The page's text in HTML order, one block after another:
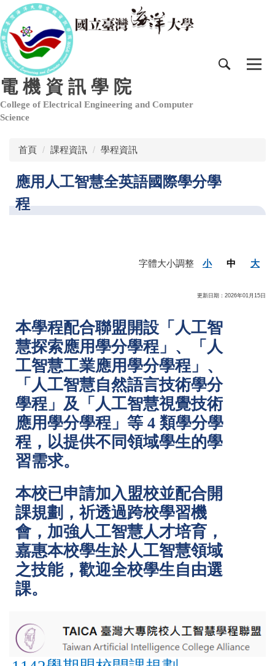
跳
到
主
要
內
容
區
電 機 資 訊 學 院
College of Electrical Engineering and Computer
Science
首頁 課程資訊 學程資訊
應用人工智慧全英語國際學分學
程
字體大小調整 小 中 大
更新日期：2026年01月15日
本學程配合聯盟開設「 人工智
慧探索應用學分學程」、「人
工智慧工業應用學分學程」、
「 人工智慧自然語言技術學分
學程」及「 人工智慧視覺技術
應用學分學程」等 4 類學分學
程，以提供不同領域學生的學
習需求。
本校已申請加入盟校並配合開
課規劃，祈透過跨校學習機
會， 加強人工智慧人才培育，
嘉惠本校學生於人工智慧領域
之技能，歡迎全校學生自由選
課。